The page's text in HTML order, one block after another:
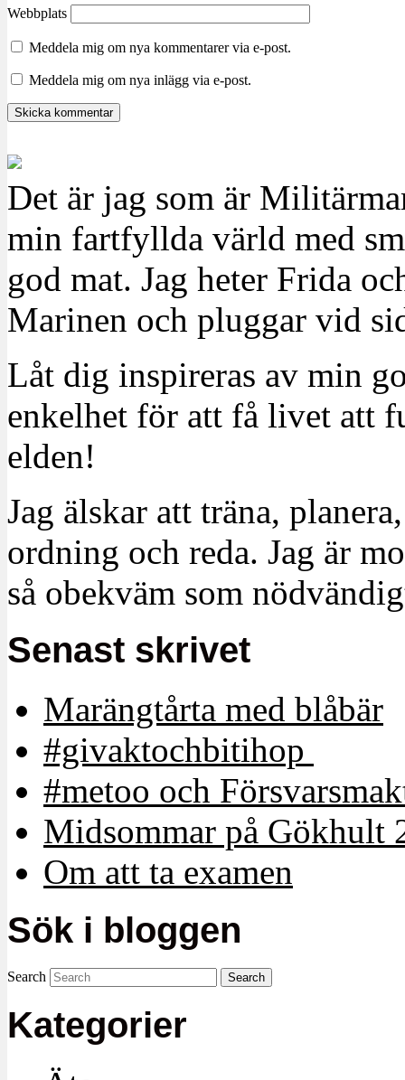
Webbplats
Meddela mig om nya kommentarer via e-post.
Meddela mig om nya inlägg via e-post.
Det är jag som är
min fartfyllda värld med
god mat. Jag heter Frida
Marinen och pluggar vid
Låt dig inspireras av min
enkelhet för att få livet att
elden!
Jag älskar att träna,
ordning och reda. Jag är
så obekväm som
Senast skrivet
Marängtårta med blåbär
#givaktochbitihop
#metoo och
Midsommar på Gökhult
Om att ta examen
Sök i bloggen
Search
Kategorier